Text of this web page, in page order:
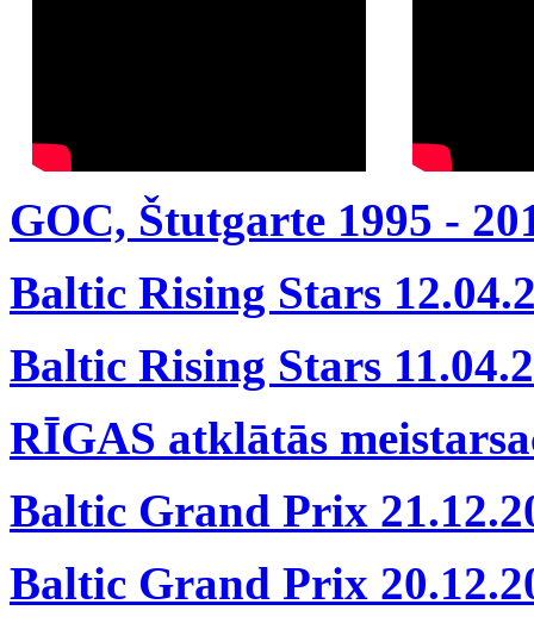
GOC, Štutgarte 1995 -
Baltic Rising Stars
Baltic Rising Stars
RĪGAS atklātās
Baltic Grand Prix
Baltic Grand Prix